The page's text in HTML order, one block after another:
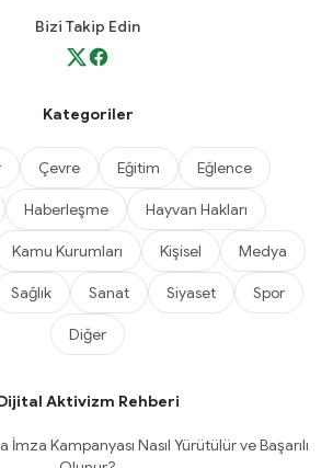
Bizi Takip Edin
Kategoriler
Çevre Eğitim Eğlence
Haberleşme Hayvan Hakları
Kamu Kurumları Kişisel Medya
Sağlık Sanat Siyaset Spor
Diğer
Aktivizm Rehberi
İmza Kampanyası Nasıl Yürütülür ve Başarılı